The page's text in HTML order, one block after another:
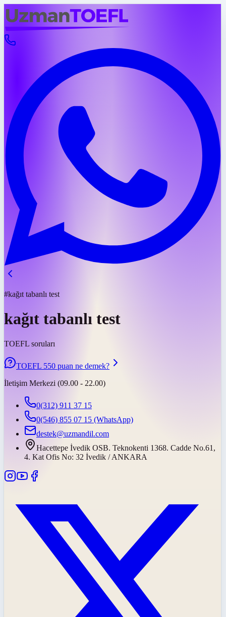
#kağıt tabanlı test
kağıt tabanlı test
TOEFL soruları
TOEFL 550 puan ne demek?
İletişim Merkezi (09.00 - 22.00)
0(312) 911 37 15
0(546) 855 07 15 (WhatsApp)
destek@uzmandil.com
Hacettepe İvedik OSB. Teknokenti 1368. Cadde No.61,
4. Kat Ofis No: 32 İvedik / ANKARA